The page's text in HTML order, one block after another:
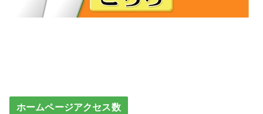
ホームページアクセス数